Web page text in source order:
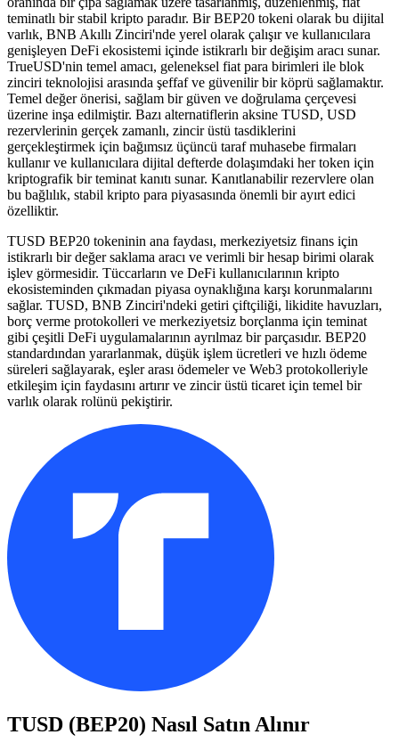
teminatlı bir stabil kripto paradır. Bir BEP20 tokeni olarak bu dijital
varlık, BNB Akıllı Zinciri'nde yerel olarak çalışır ve kullanıcılara
genişleyen DeFi ekosistemi içinde istikrarlı bir değişim aracı sunar.
TrueUSD'nin temel amacı, geleneksel fiat para birimleri ile blok
zinciri teknolojisi arasında şeffaf ve güvenilir bir köprü sağlamaktır.
Temel değer önerisi, sağlam bir güven ve doğrulama çerçevesi
üzerine inşa edilmiştir. Bazı alternatiflerin aksine TUSD, USD
rezervlerinin gerçek zamanlı, zincir üstü tasdiklerini
gerçekleştirmek için bağımsız üçüncü taraf muhasebe firmaları
kullanır ve kullanıcılara dijital defterde dolaşımdaki her token için
kriptografik bir teminat kanıtı sunar. Kanıtlanabilir rezervlere olan
bu bağlılık, stabil kripto para piyasasında önemli bir ayırt edici
özelliktir.
TUSD BEP20 tokeninin ana faydası, merkeziyetsiz finans için
istikrarlı bir değer saklama aracı ve verimli bir hesap birimi olarak
işlev görmesidir. Tüccarların ve DeFi kullanıcılarının kripto
ekosisteminden çıkmadan piyasa oynaklığına karşı korunmalarını
sağlar. TUSD, BNB Zinciri'ndeki getiri çiftçiliği, likidite havuzları,
borç verme protokolleri ve merkeziyetsiz borçlanma için teminat
gibi çeşitli DeFi uygulamalarının ayrılmaz bir parçasıdır. BEP20
standardından yararlanmak, düşük işlem ücretleri ve hızlı ödeme
süreleri sağlayarak, eşler arası ödemeler ve Web3 protokolleriyle
etkileşim için faydasını artırır ve zincir üstü ticaret için temel bir
varlık olarak rolünü pekiştirir.
TUSD (BEP20) Nasıl Satın Alınır